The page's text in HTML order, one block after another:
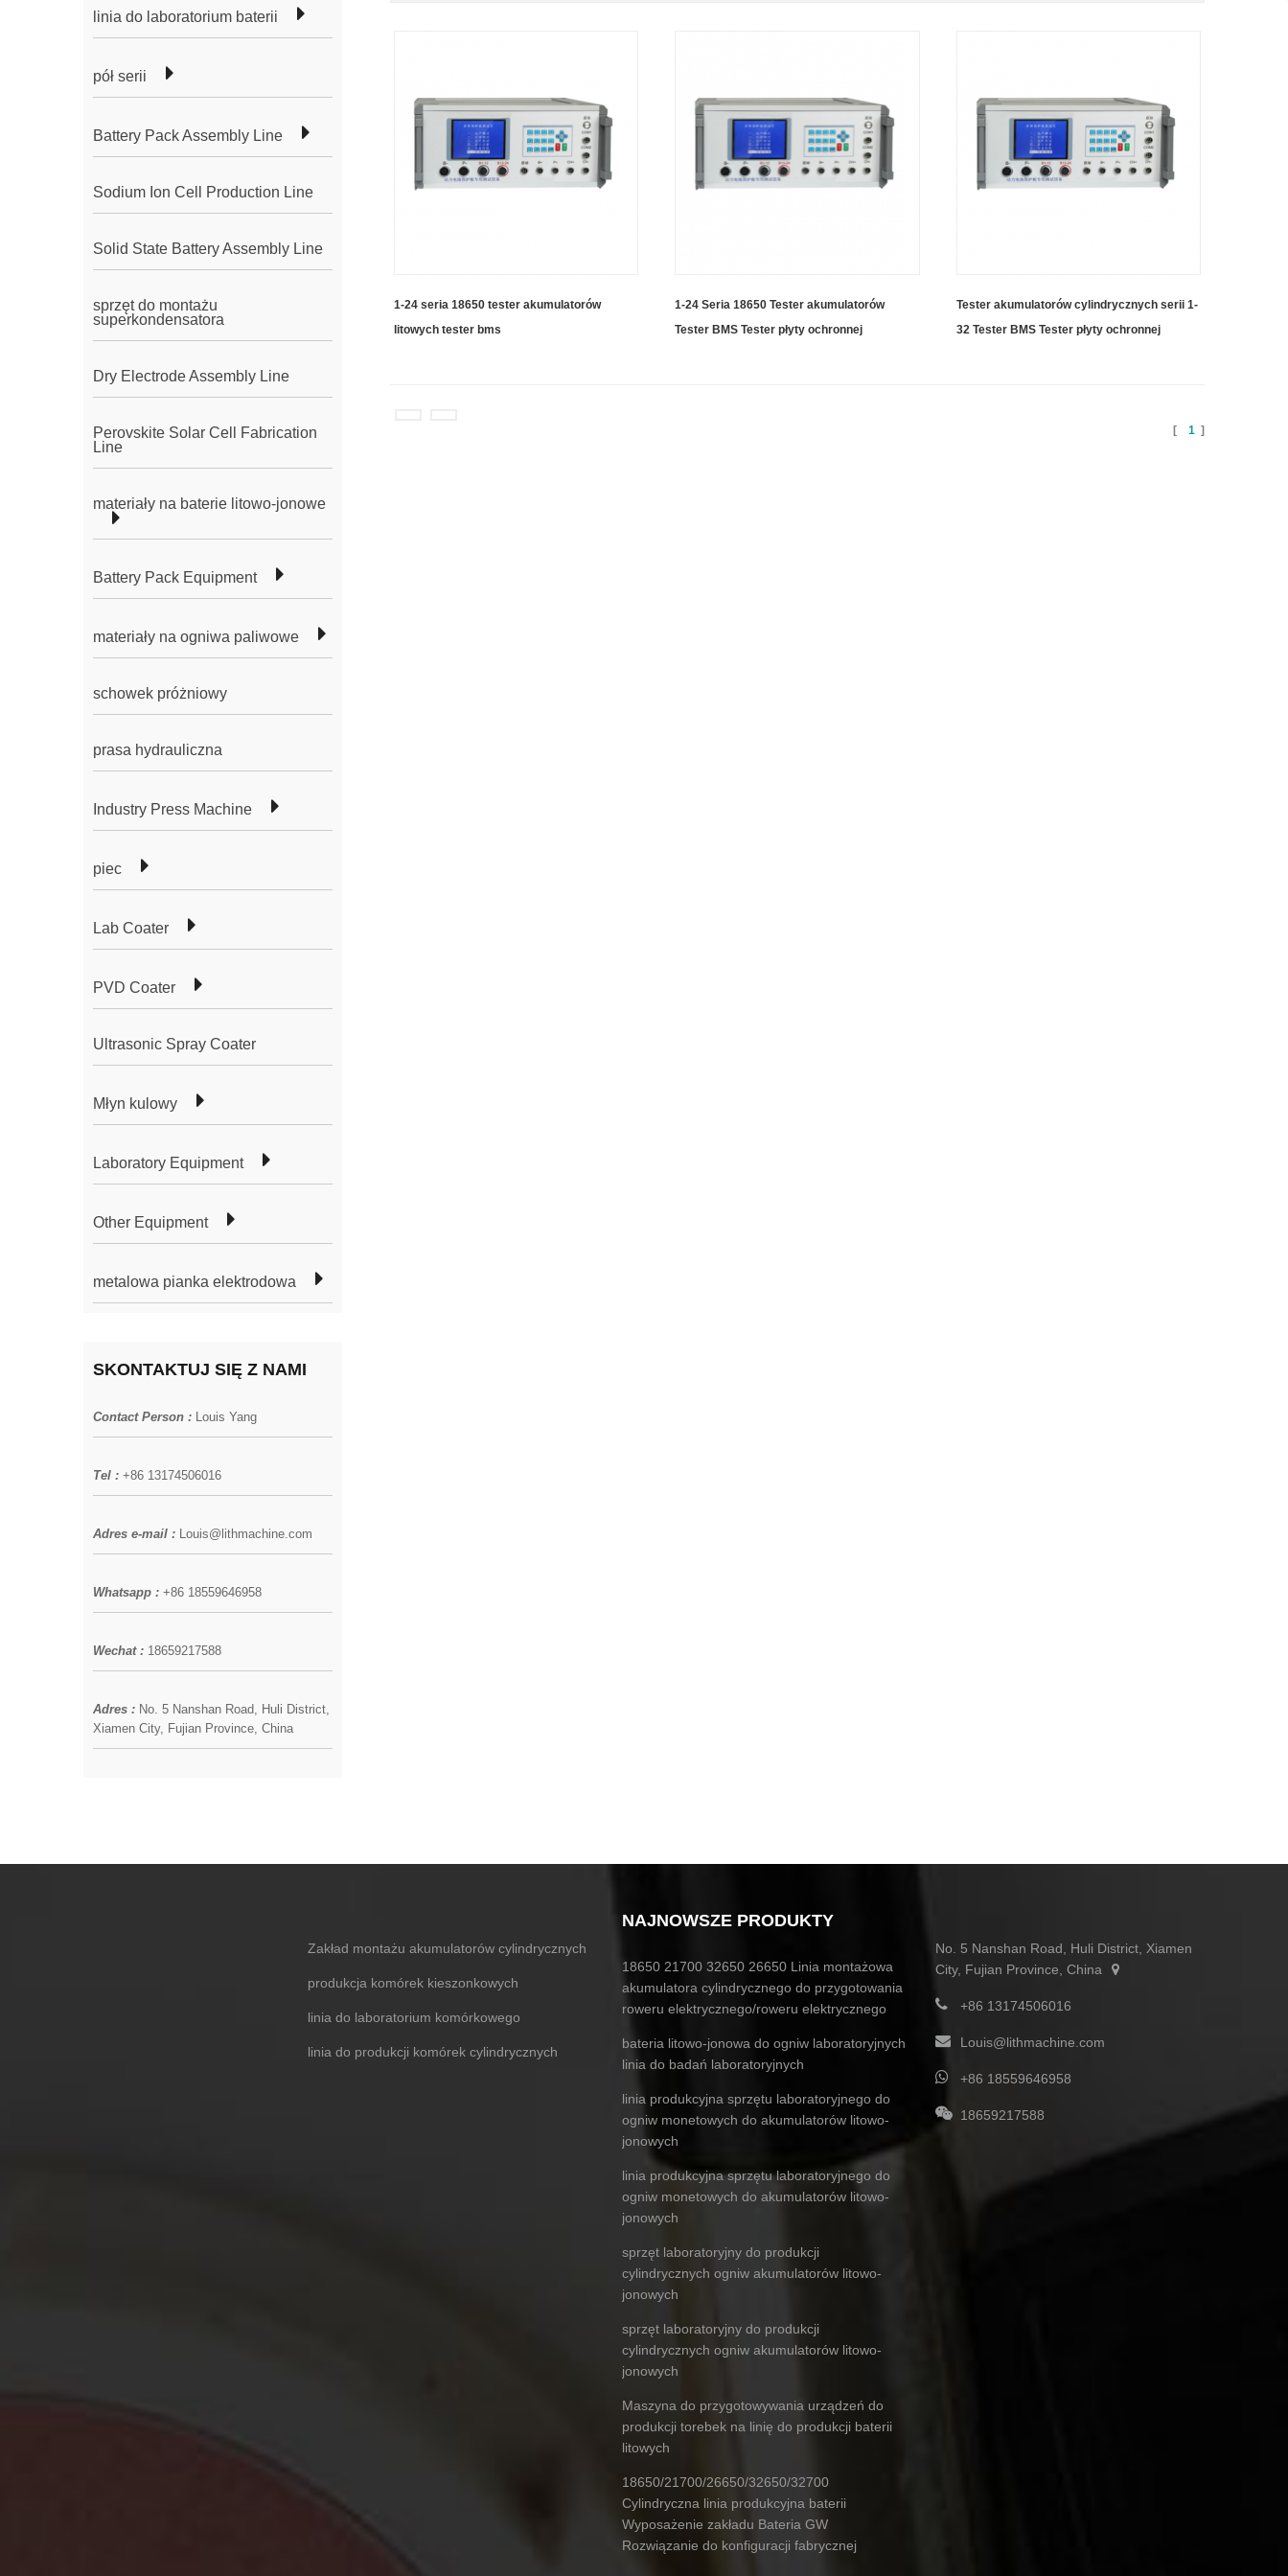
linia do laboratorium baterii
pół serii
Battery Pack Assembly Line
Sodium Ion Cell Production Line
Solid State Battery Assembly Line
sprzęt do montażu
superkondensatora
Dry Electrode Assembly Line
Perovskite Solar Cell Fabrication
Line
materiały na baterie litowo-jonowe
Battery Pack Equipment
materiały na ogniwa paliwowe
schowek próżniowy
prasa hydrauliczna
Industry Press Machine
piec
Lab Coater
PVD Coater
Ultrasonic Spray Coater
Młyn kulowy
Laboratory Equipment
Other Equipment
metalowa pianka elektrodowa
SKONTAKTUJ SIĘ Z NAMI
Contact Person : Louis Yang
Tel : +86 13174506016
Adres e-mail : Louis@lithmachine.com
Whatsapp : +86 18559646958
Wechat : 18659217588
Adres : No. 5 Nanshan Road, Huli District,
Xiamen City, Fujian Province, China
1-24 seria 18650 tester akumulatorów
litowych tester bms
1-24 Seria 18650 Tester akumulatorów
Tester BMS Tester płyty ochronnej
Tester akumulatorów cylindrycznych serii 1-
32 Tester BMS Tester płyty ochronnej
[ 1 ]
Zakład montażu akumulatorów cylindrycznych
produkcja komórek kieszonkowych
linia do laboratorium komórkowego
linia do produkcji komórek cylindrycznych
NAJNOWSZE PRODUKTY
18650 21700 32650 26650 Linia montażowa
akumulatora cylindrycznego do przygotowania
roweru elektrycznego/roweru elektrycznego
bateria litowo-jonowa do ogniw laboratoryjnych
linia do badań laboratoryjnych
linia produkcyjna sprzętu laboratoryjnego do
ogniw monetowych do akumulatorów litowo-
jonowych
linia produkcyjna sprzętu laboratoryjnego do
ogniw monetowych do akumulatorów litowo-
jonowych
sprzęt laboratoryjny do produkcji
cylindrycznych ogniw akumulatorów litowo-
jonowych
sprzęt laboratoryjny do produkcji
cylindrycznych ogniw akumulatorów litowo-
jonowych
Maszyna do przygotowywania urządzeń do
produkcji torebek na linię do produkcji baterii
litowych
18650/21700/26650/32650/32700
Cylindryczna linia produkcyjna baterii
Wyposażenie zakładu Bateria GW
Rozwiązanie do konfiguracji fabrycznej
No. 5 Nanshan Road, Huli District, Xiamen
City, Fujian Province, China
+86 13174506016
Louis@lithmachine.com
+86 18559646958
18659217588